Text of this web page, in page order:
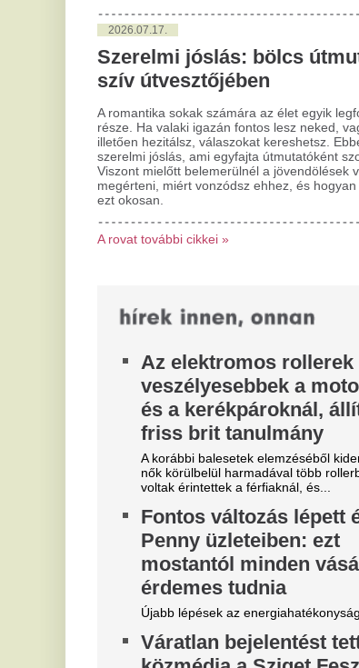
A korábbi balesetek elemzéséből kiderült, hogy a
nők körülbelül harmadával több rollerbalesetben
voltak érintettek a férfiaknál, és...
Fontos változás lépett életbe a
Penny üzleteiben: ezt
érdemes tudnia
Újabb lépések az energiahatékonyságért.
Váratlan bejelentést tett a
közmédia a Sziget Fesztiválról,
ennek sok néző örülhet
Idén az M1 nézői is átélhetik a Sziget Fesztivál
hangulatát: a közmédia és a rendezvény
hazánk energiabiztonságát”
energiaellátásával kapcsolatban.
Szoboszlait nem érdekli a
felelősség, Liverpoolban a
vezetőségre mutogat
csitulnak a viták, még szükség lenne néhány